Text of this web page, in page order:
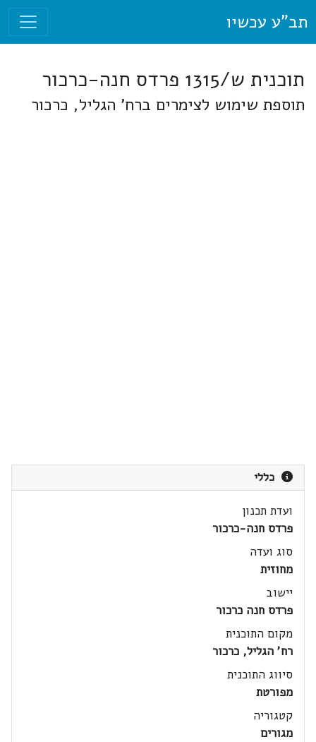
תב"ע עכשיו
תוכנית ש/1315 פרדס חנה-כרכור
תוספת שימוש לצימרים ברח' הגליל, כרכור
כללי
ועדת תכנון
פרדס חנה-כרכור
סוג ועדה
מחוזית
יישוב
פרדס חנה כרכור
מקום התוכנית
רח' הגליל, כרכור
סיווג התוכנית
מפורטת
קטגוריה
מגורים